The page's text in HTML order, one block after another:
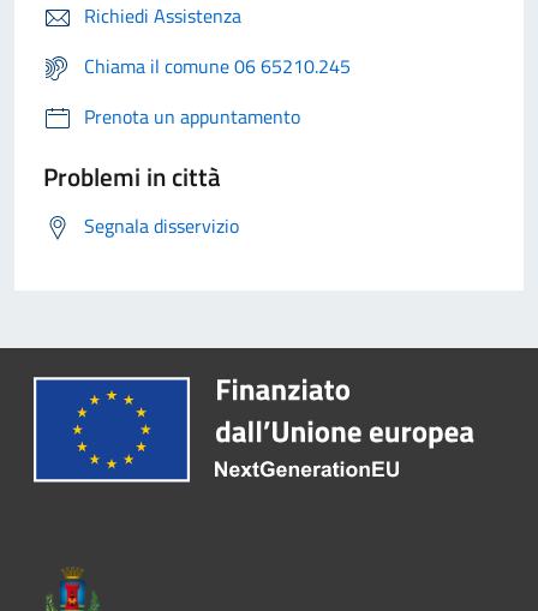
Richiedi Assistenza
Chiama il comune 06 65210.245
Prenota un appuntamento
Problemi in città
Segnala disservizio